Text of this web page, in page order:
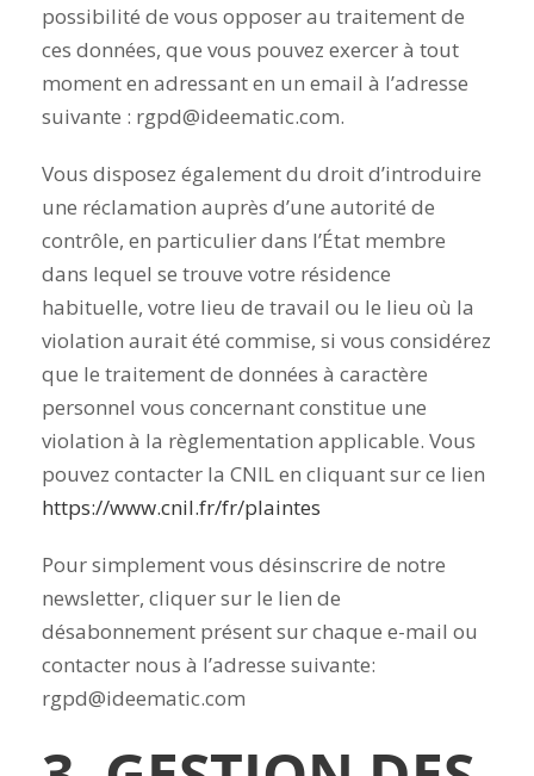
possibilité de vous opposer au traitement de
ces données, que vous pouvez exercer à tout
moment en adressant en un email à l’adresse
suivante : rgpd@ideematic.com.
Vous disposez également du droit d’introduire
une réclamation auprès d’une autorité de
contrôle, en particulier dans l’État membre
dans lequel se trouve votre résidence
habituelle, votre lieu de travail ou le lieu où la
violation aurait été commise, si vous considérez
que le traitement de données à caractère
personnel vous concernant constitue une
violation à la règlementation applicable. Vous
pouvez contacter la CNIL en cliquant sur ce lien
https://www.cnil.fr/fr/plaintes
Pour simplement vous désinscrire de notre
newsletter, cliquer sur le lien de
désabonnement présent sur chaque e-mail ou
contacter nous à l’adresse suivante:
rgpd@ideematic.com